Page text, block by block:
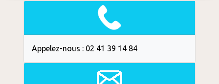
Appelez-nous : 02 41 39 14 84